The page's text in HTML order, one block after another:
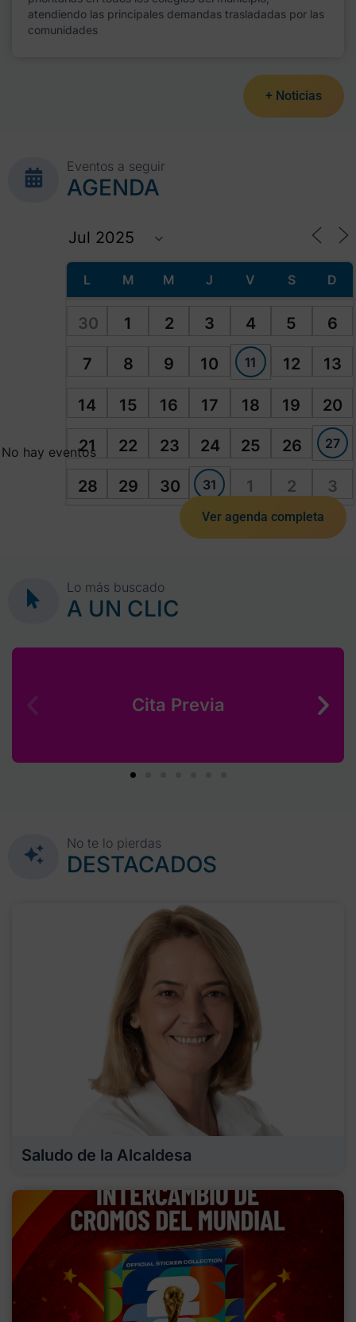
atendiendo las principales demandas trasladadas por las
comunidades
+ Noticias
Eventos a seguir
AGENDA
L M M J V S D
30 1 2 3 4 5 6
7 8 9 10 11 12 13
14 15 16 17 18 19 20
21 22 23 24 25 26 27
28 29 30 31 1 2 3
No hay eventos
Ver agenda completa
Lo más buscado
A UN CLIC
Cita Previa
No te lo pierdas
DESTACADOS
Saludo de la Alcaldesa